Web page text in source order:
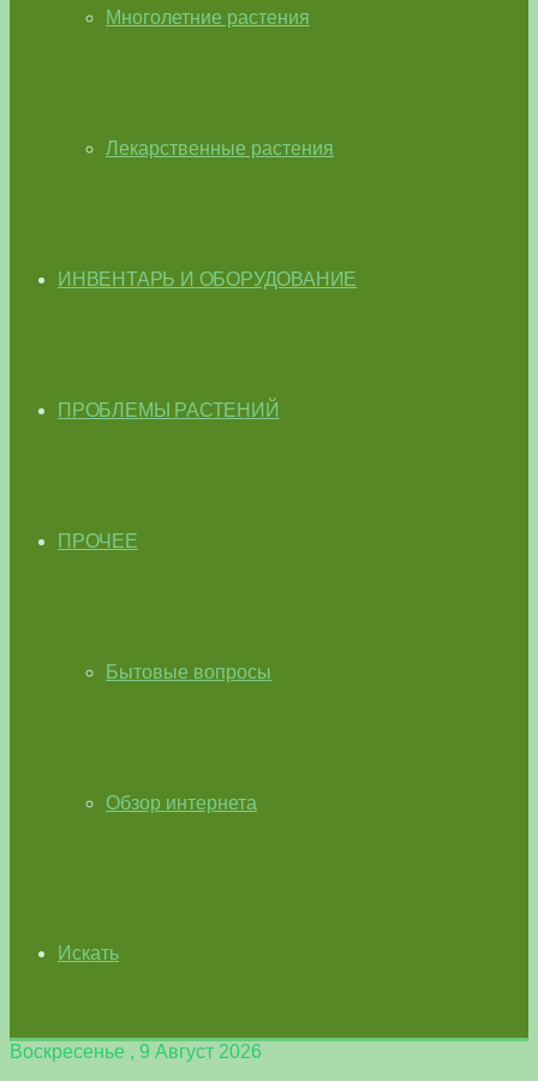
Многолетние растения
Лекарственные растения
ИНВЕНТАРЬ И ОБОРУДОВАНИЕ
ПРОБЛЕМЫ РАСТЕНИЙ
ПРОЧЕЕ
Бытовые вопросы
Обзор интернета
Искать
Воскресенье , 9 Август 2026